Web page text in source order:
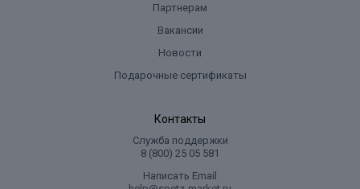
Партнерам
Вакансии
Новости
Подарочные сертификаты
Контакты
Служба поддержки
8 (800) 25 05 581
Написать Email